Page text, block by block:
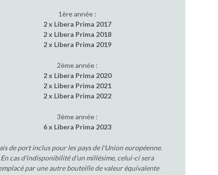
1ère année :
2 x Libera Prima 2017
2 x Libera Prima 2018
2 x Libera Prima 2019
2ème année :
2 x Libera Prima 2020
2 x Libera Prima 2021
2 x Libera Prima 2022
3ème année :
6 x Libera Prima 2023
de port inclus pour les pays de l'Union européenne.
En cas d'indisponibilité d'un millésime, celui-ci sera
par une autre bouteille de valeur équivalente